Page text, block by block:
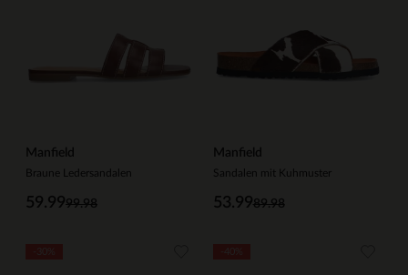
Manfield
Braune Ledersandalen
99.98
59.99
Manfield
Sandalen mit Kuhmuster
89.98
53.99